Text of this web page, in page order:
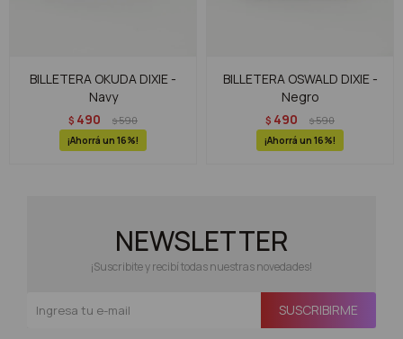
BILLETERA OKUDA DIXIE -
Navy
$ 490 $590
16
BILLETERA OSWALD DIXIE -
Negro
$ 490 $590
16
NEWSLETTER
¡Suscribite y recibí todas nuestras novedades!
SUSCRIBIRME